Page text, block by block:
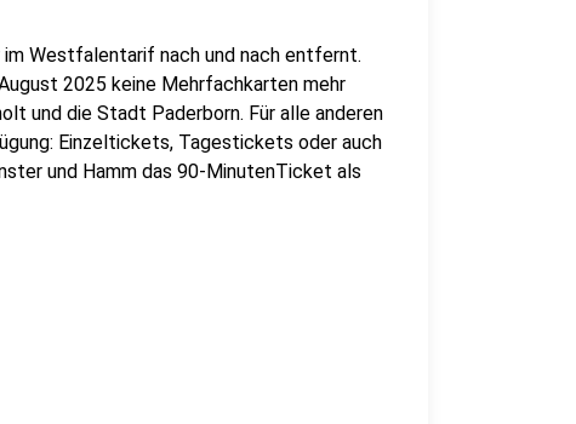
Westfalentarif nach und nach entfernt.
2025 keine Mehrfachkarten mehr
und die Stadt Paderborn. Für alle anderen
Einzeltickets, Tagestickets oder auch
und Hamm das 90-MinutenTicket als